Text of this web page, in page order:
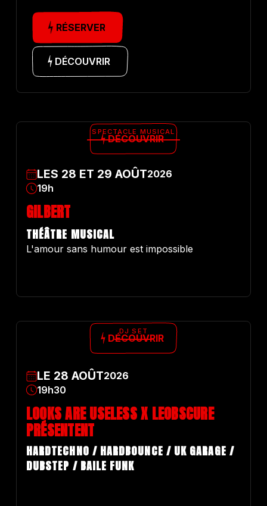
RÉSERVER
DÉCOUVRIR
SPECTACLE MUSICAL
LES 28 ET 29 AOÛT2026
19h
GILBERT
THÉÂTRE MUSICAL
L'amour sans humour est impossible
DÉCOUVRIR
DJ SET
LE 28 AOÛT2026
19h30
LOOKS ARE USELESS X LEOBSCURE
PRÉSENTENT
HARDTECHNO / HARDBOUNCE / UK GARAGE /
DUBSTEP / BAILE FUNK
DÉCOUVRIR